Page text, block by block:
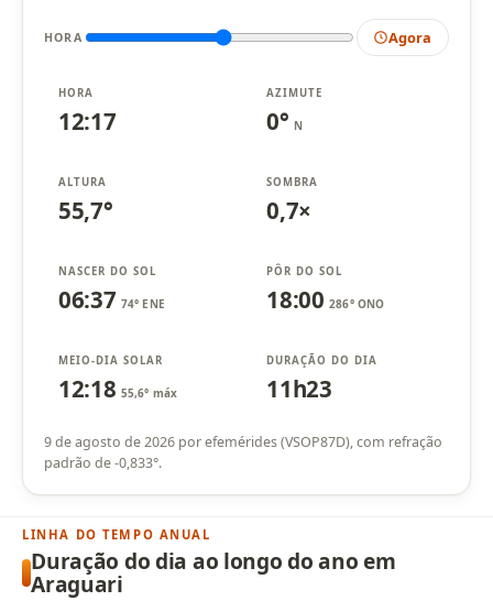
HORA Agora
HORA
12:17
AZIMUTE
0° N
ALTURA
55,7°
SOMBRA
0,7×
NASCER DO SOL
06:37 74° ENE
PÔR DO SOL
18:00 286° ONO
MEIO-DIA SOLAR
12:18 55,6° máx
DURAÇÃO DO DIA
11h23
9 de agosto de 2026 por efemérides (VSOP87D), com refração
padrão de -0,833°.
LINHA DO TEMPO ANUAL
Duração do dia ao longo do ano em
Araguari